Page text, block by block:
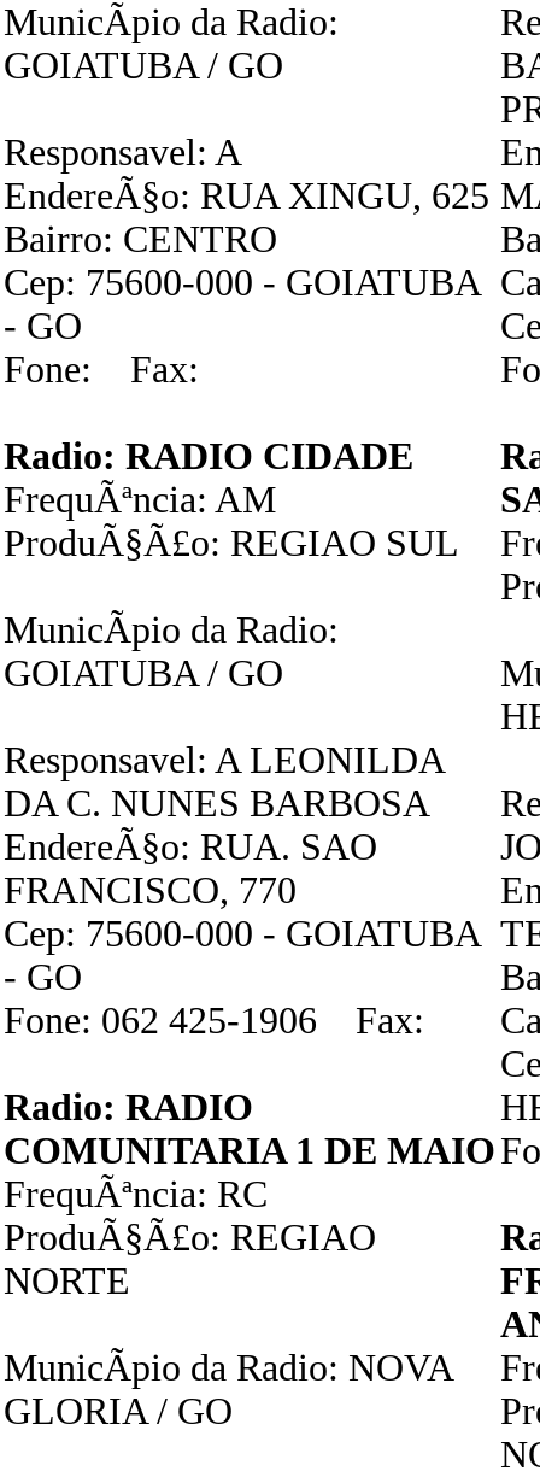
MunicÃ­pio da Radio:
GOIATUBA / GO
Responsavel: A
EndereÃ§o: RUA XINGU, 625
Bairro: CENTRO
Cep: 75600-000 - GOIATUBA
- GO
Fone: Fax:
Radio: RADIO CIDADE
FrequÃªncia: AM
ProduÃ§Ã£o: REGIAO SUL
MunicÃ­pio da Radio:
GOIATUBA / GO
Responsavel: A LEONILDA
DA C. NUNES BARBOSA
EndereÃ§o: RUA. SAO
FRANCISCO, 770
Cep: 75600-000 - GOIATUBA
- GO
Fone: 062 425-1906 Fax:
Radio: RADIO
COMUNITARIA 1 DE MAIO
FrequÃªncia: RC
ProduÃ§Ã£o: REGIAO
NORTE
MunicÃ­pio da Radio: NOVA
GLORIA / GO